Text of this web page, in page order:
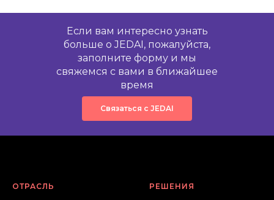
Если вам интересно узнать
больше о JEDAI, пожалуйста,
заполните форму и мы
свяжемся с вами в ближайшее
время
Связаться с JEDAI
ОТРАСЛЬ РЕШЕНИЯ